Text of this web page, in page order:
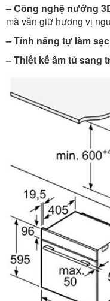
– Công nghệ nướng
mà vẫn giữ hương vị
– Tính năng tự làm
– Thiết kế âm tủ sang